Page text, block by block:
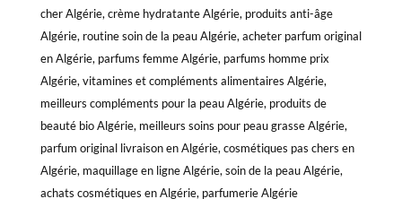
cher Algérie, crème hydratante Algérie, produits anti-âge
Algérie, routine soin de la peau Algérie, acheter parfum original
en Algérie, parfums femme Algérie, parfums homme prix
Algérie, vitamines et compléments alimentaires Algérie,
meilleurs compléments pour la peau Algérie, produits de
beauté bio Algérie, meilleurs soins pour peau grasse Algérie,
parfum original livraison en Algérie, cosmétiques pas chers en
Algérie, maquillage en ligne Algérie, soin de la peau Algérie,
achats cosmétiques en Algérie, parfumerie Algérie